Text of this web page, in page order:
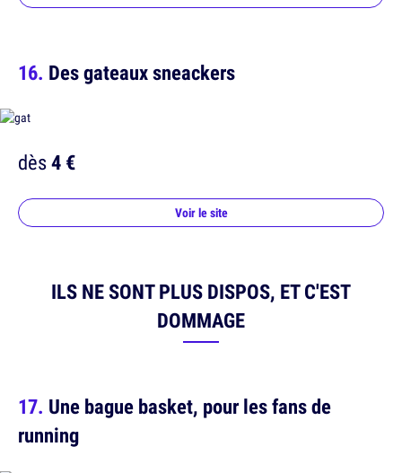
Des gateaux sneackers
dès4 €
Voir le site
ILS NE SONT PLUS DISPOS, ET C'EST
DOMMAGE
Une bague basket, pour les fans de
running